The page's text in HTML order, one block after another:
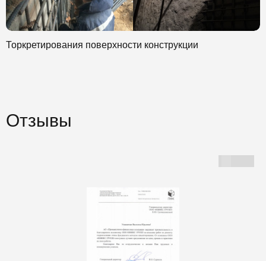
Торкретирования поверхности конструкции
Отзывы